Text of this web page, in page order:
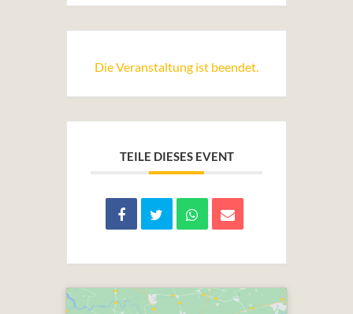
Die Veranstaltung ist beendet.
TEILE DIESES EVENT